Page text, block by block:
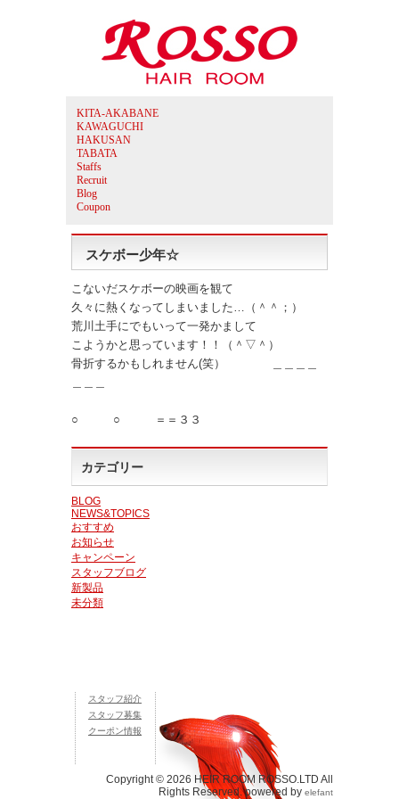
KITA-AKABANE
KAWAGUCHI
HAKUSAN
TABATA
Staffs
Recruit
Blog
Coupon
スケボー少年☆
こないだスケボーの映画を観て
久々に熱くなってしまいました…（＾＾；）
荒川土手にでもいって一発かまして
こようかと思っています！！（＾▽＾）
骨折するかもしれません(笑） ＿＿＿＿
○ ○ ＝＝３３
カテゴリー
BLOG
NEWS&TOPICS
おすすめ
お知らせ
キャンペーン
スタッフブログ
新製品
未分類
スタッフ紹介
スタッフ募集
クーポン情報
Copyright © 2026 HEIR ROOM ROSSO.LTD All
Rights Reserved. powered by elefant